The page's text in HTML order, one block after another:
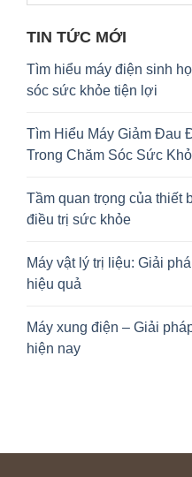
TIN TỨC MỚI
Tìm hiểu máy điện sinh
sóc sức khỏe tiện lợi
Tìm Hiểu Máy Giảm Đau
Trong Chăm Sóc Sức
Tầm quan trọng của thiết
điều trị sức khỏe
Máy vật lý trị liệu: Giải
hiệu quả
Máy xung điện – Giải
hiện nay